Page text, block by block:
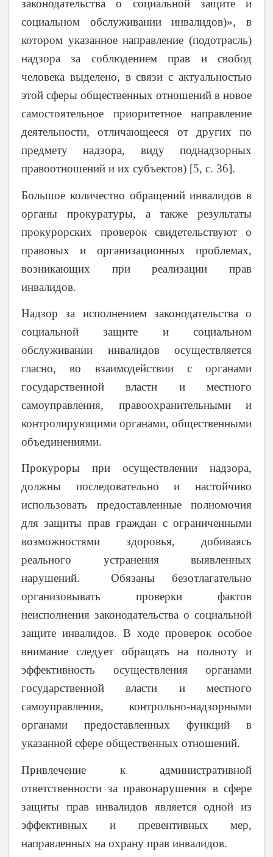
законодательства о социальной защите и
социальном обслуживании инвалидов)», в
котором указанное направление (подотрасль)
надзора за соблюдением прав и свобод
человека выделено, в связи с актуальностью
этой сферы общественных отношений в новое
самостоятельное приоритетное направление
деятельности, отличающееся от других по
предмету надзора, виду поднадзорных
правоотношений и их субъектов) [5, с. 36].
Большое количество обращений инвалидов в
органы прокуратуры, а также результаты
прокурорских проверок свидетельствуют о
правовых и организационных проблемах,
возникающих при реализации прав
инвалидов.
Надзор за исполнением законодательства о
социальной защите и социальном
обслуживании инвалидов осуществляется
гласно, во взаимодействии с органами
государственной власти и местного
самоуправления, правоохранительными и
контролирующими органами, общественными
объединениями.
Прокуроры при осуществлении надзора,
должны последовательно и настойчиво
использовать предоставленные полномочия
для защиты прав граждан с ограниченными
возможностями здоровья, добиваясь
реального устранения выявленных
нарушений.
Обязаны безотлагательно
организовывать проверки фактов
неисполнения законодательства о социальной
защите инвалидов. В ходе проверок особое
внимание следует обращать на полноту и
эффективность осуществления органами
государственной власти и местного
самоуправления, контрольно-надзорными
органами предоставленных функций в
указанной сфере общественных отношений.
Привлечение к административной
ответственности за правонарушения в сфере
защиты прав инвалидов является одной из
эффективных и превентивных мер,
направленных на охрану прав инвалидов.